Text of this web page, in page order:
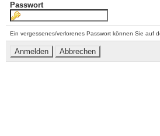
Passwort
Ein vergessenes/verlorenes Passwort können Sie auf